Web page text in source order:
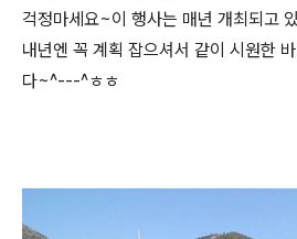
걱정마세요~이 행사는 매년 개최되고
내년엔 꼭 계획 잡으셔서 같이 시원한
다~^---^ㅎㅎ